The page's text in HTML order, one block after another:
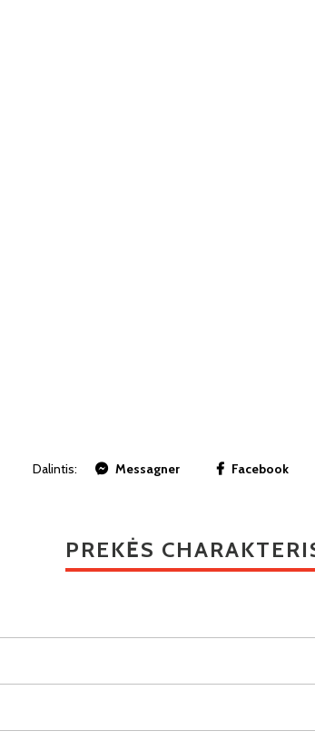
Dalintis: Messagner Facebook
PREKĖS